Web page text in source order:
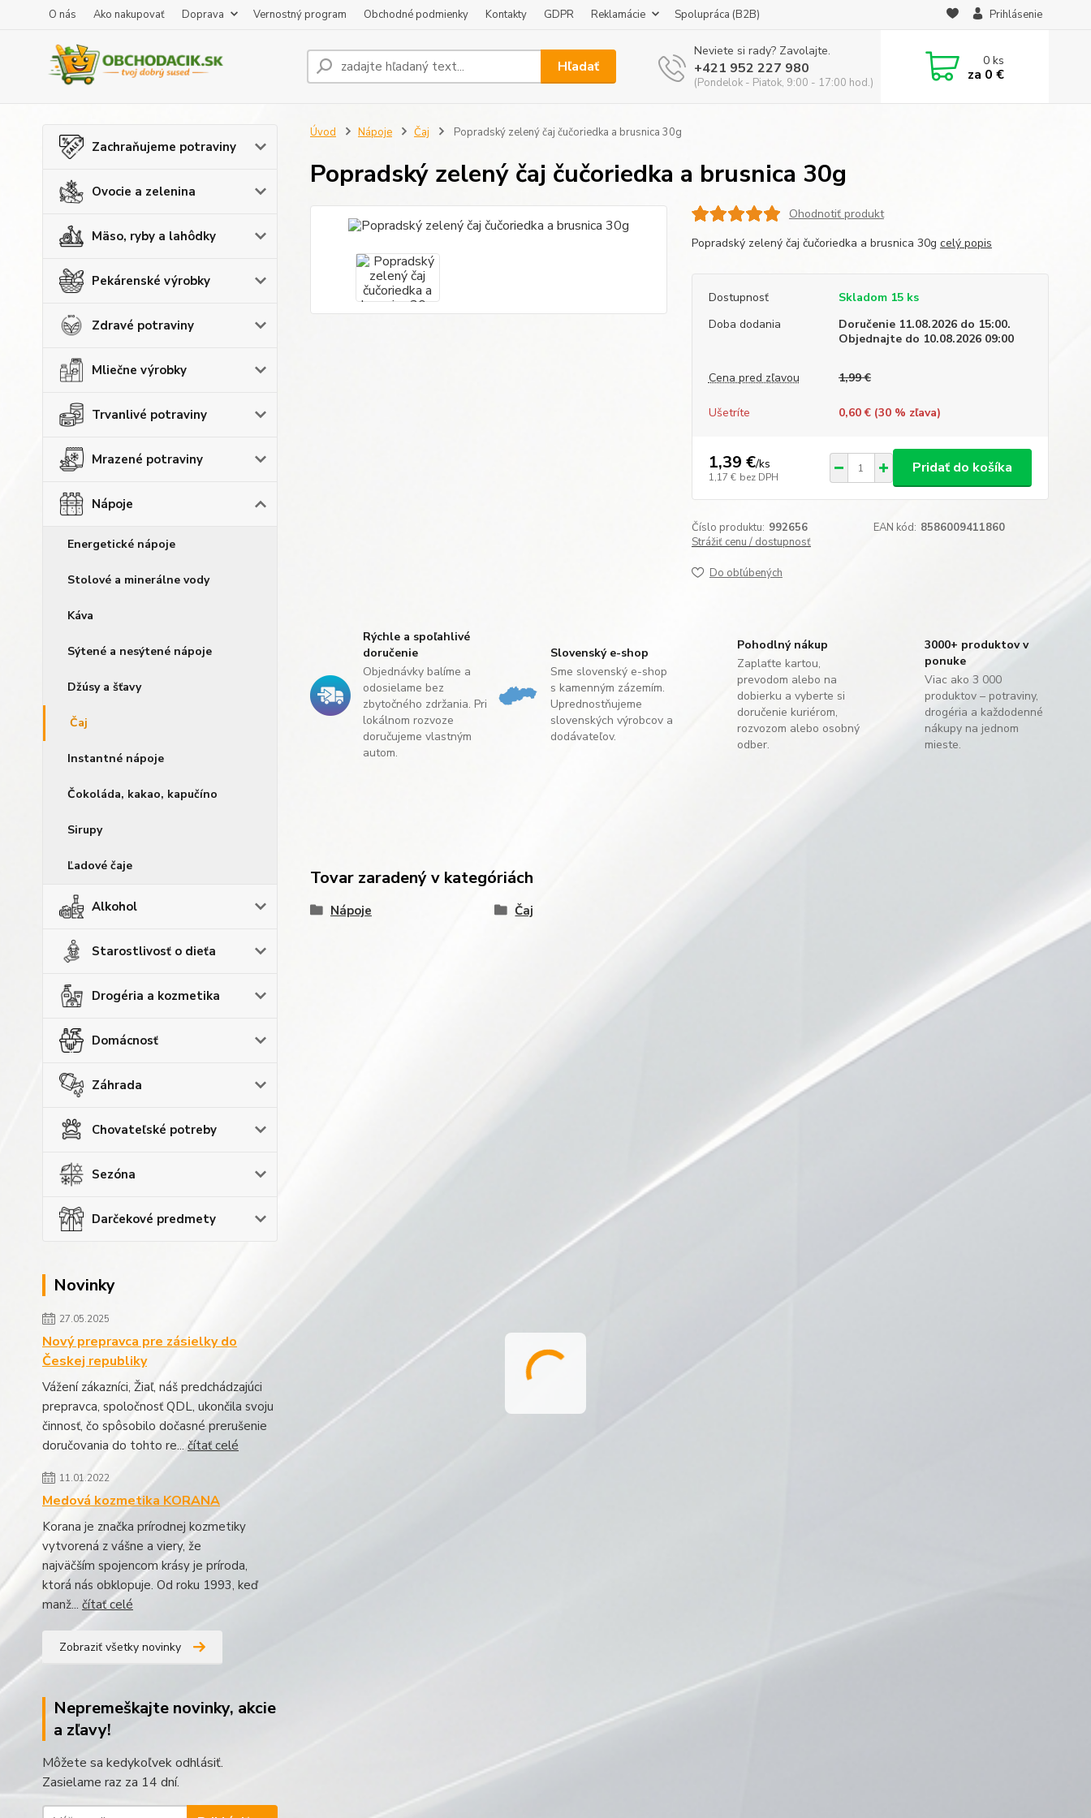
O nás Ako nakupovať Doprava Vernostný program Obchodné podmienky Kontakty GDPR Reklamácie Spolupráca (B2B) Prihlásenie
Hľadať
Neviete si rady? Zavolajte.
+421 952 227 980
(Pondelok - Piatok, 9:00 - 17:00 hod.)
0ks
za 0 €
Zachraňujeme potraviny
Ovocie a zelenina
Mäso, ryby a lahôdky
Pekárenské výrobky
Zdravé potraviny
Mliečne výrobky
Trvanlivé potraviny
Mrazené potraviny
Nápoje
Energetické nápoje
Stolové a minerálne vody
Káva
Sýtené a nesýtené nápoje
Džúsy a šťavy
Čaj
Instantné nápoje
Čokoláda, kakao, kapučíno
Sirupy
Ľadové čaje
Alkohol
Starostlivosť o dieťa
Drogéria a kozmetika
Domácnosť
Záhrada
Chovateľské potreby
Sezóna
Darčekové predmety
Novinky
27.05.2025
Nový prepravca pre zásielky do
Českej republiky
Vážení zákazníci, Žiaľ, náš predchádzajúci
prepravca, spoločnosť QDL, ukončila svoju
činnosť, čo spôsobilo dočasné prerušenie
doručovania do tohto re...čítať celé
11.01.2022
Medová kozmetika KORANA
Korana je značka prírodnej kozmetiky
vytvorená z vášne a viery, že
najväčším spojencom krásy je príroda,
ktorá nás obklopuje. Od roku 1993, keď
manž... čítať celé
Zobraziť všetky novinky
Nepremeškajte novinky, akcie
a zľavy!
Môžete sa kedykoľvek odhlásiť.
Zasielame raz za 14 dní.
Úvod Nápoje Čaj Popradský zelený čaj čučoriedka a brusnica 30g
Popradský zelený čaj čučoriedka a brusnica 30g
Ohodnotiť produkt
Popradský zelený čaj čučoriedka a brusnica 30g celý popis
Dostupnosť
Skladom 15 ks
Doba dodania
Doručenie 11.08.2026 do 15:00.
Objednajte do 10.08.2026 09:00
Cena pred zľavou 1,99 €
Ušetríte 0,60 € (30% zľava)
1,39 €/ks
1,17 € bez DPH
Pridať do košíka
Číslo produktu: 992656 EAN kód: 8586009411860
Strážiť cenu / dostupnosť
Do obľúbených
Rýchle a spoľahlivé
doručenie
Objednávky balíme a
odosielame bez
zbytočného zdržania. Pri
lokálnom rozvoze
doručujeme vlastným
autom.
Slovenský e-shop
Sme slovenský e-shop
s kamenným zázemím.
Uprednostňujeme
slovenských výrobcov a
dodávateľov.
Pohodlný nákup
Zaplaťte kartou,
prevodom alebo na
dobierku a vyberte si
doručenie kuriérom,
rozvozom alebo osobný
odber.
3000+ produktov v
ponuke
Viac ako 3 000
produktov – potraviny,
drogéria a každodenné
nákupy na jednom
mieste.
Tovar zaradený v kategóriách
Nápoje Čaj